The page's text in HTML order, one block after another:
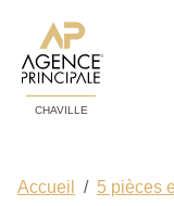
CHAVILLE
Accueil 5 pièces